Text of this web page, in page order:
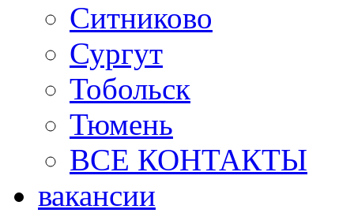
Ситниково
Сургут
Тобольск
Тюмень
ВСЕ КОНТАКТЫ
вакансии